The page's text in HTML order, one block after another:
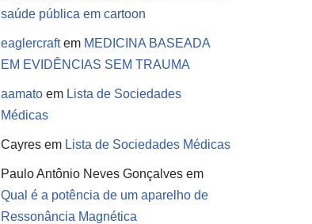
saúde pública em cartoon
eaglercraftem MEDICINA BASEADA
EM EVIDÊNCIAS SEM TRAUMA
aamato em Lista de Sociedades
Médicas
Cayres em Lista de Sociedades Médicas
Paulo Antônio Neves Gonçalves em
Qual é a potência de um aparelho de
Ressonância Magnética